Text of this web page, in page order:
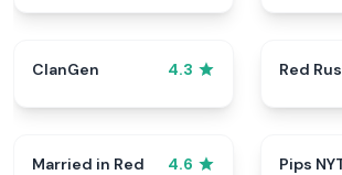
ClanGen 4.3 Red
Married in Red 4.6 Pips